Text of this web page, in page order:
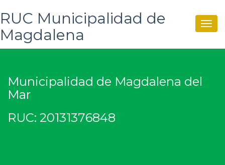
RUC Municipalidad de
Magdalena
Municipalidad de Magdalena del
Mar
RUC: 20131376848